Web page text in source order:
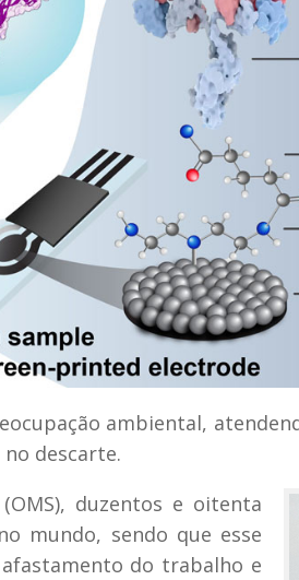
ambiental,
descarte.
duzentos e oitenta
mundo, sendo que esse
do trabalho e